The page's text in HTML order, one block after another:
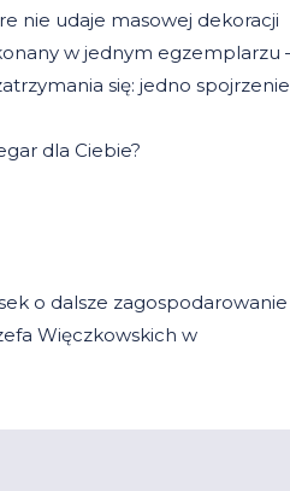
nie udaje masowej dekoracji
w jednym
się: jedno
dla Ciebie?
o dalsze zagospodarowanie
Więczkowskich w